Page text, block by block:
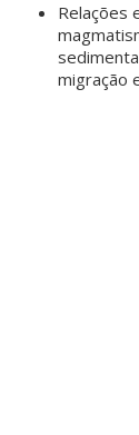
Relações
migração